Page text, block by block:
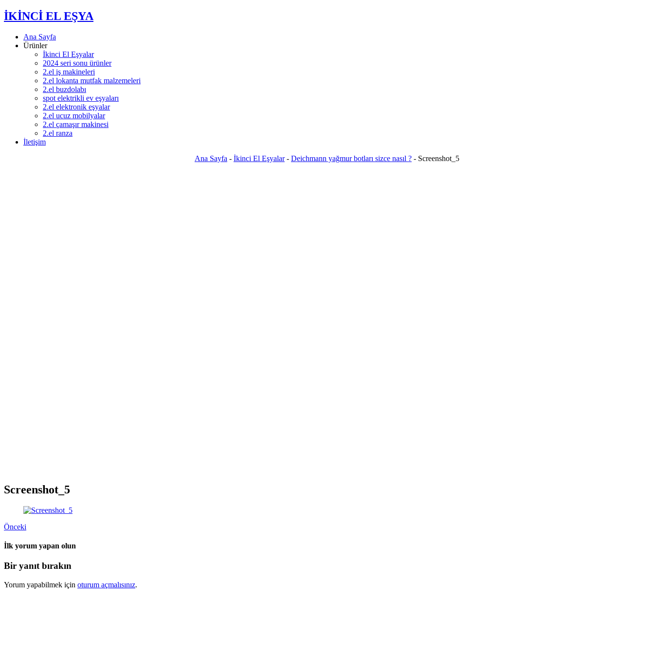
İKİNCİ EL EŞYA
Ana Sayfa
Ürünler
İkinci El Eşyalar
2024 seri sonu ürünler
2.el iş makineleri
2.el lokanta mutfak malzemeleri
2.el buzdolabı
spot elektrikli ev eşyaları
2.el elektronik eşyalar
2.el ucuz mobilyalar
2.el çamaşır makinesi
2.el ranza
İletişim
Ana Sayfa - İkinci El Eşyalar- Deichmann yağmur botları sizce nasıl ? - Screenshot_5
Screenshot_5
Önceki
İlk yorum yapan olun
Bir yanıt bırakın
Yorum yapabilmek için oturum açmalısınız.